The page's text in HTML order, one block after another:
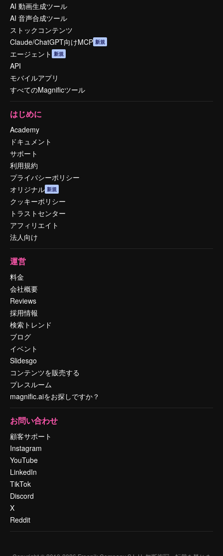
AI 動画生成ツール
AI 音声合成ツール
ストックコンテンツ
Claude/ChatGPT向けMCP 新規
エージェント 新規
API
モバイルアプリ
すべてのMagnificツール
はじめに
Academy
ドキュメント
サポート
利用規約
プライバシーポリシー
オリジナル 新規
クッキーポリシー
トラストセンター
アフィリエイト
法人向け
運営
料金
会社概要
Reviews
採用情報
検索トレンド
ブログ
イベント
Slidesgo
コンテンツを販売する
プレスルーム
magnific.aiをお探しですか？
お問い合わせ
顧客サポート
Instagram
YouTube
LinkedIn
TikTok
Discord
X
Reddit